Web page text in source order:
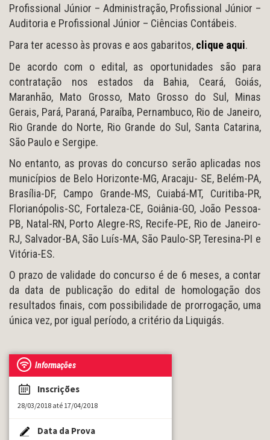
Profissional Júnior – Administração, Profissional Júnior –
Auditoria e Profissional Júnior – Ciências Contábeis.
Para ter acesso às provas e aos gabaritos, clique aqui.
De acordo com o edital, as oportunidades são para
contratação nos estados da Bahia, Ceará, Goiás,
Maranhão, Mato Grosso, Mato Grosso do Sul, Minas
Gerais, Pará, Paraná, Paraíba, Pernambuco, Rio de Janeiro,
Rio Grande do Norte, Rio Grande do Sul, Santa Catarina,
São Paulo e Sergipe.
No entanto, as provas do concurso serão aplicadas nos
municípios de Belo Horizonte-MG, Aracaju- SE, Belém-PA,
Brasília-DF, Campo Grande-MS, Cuiabá-MT, Curitiba-PR,
Florianópolis-SC, Fortaleza-CE, Goiânia-GO, João Pessoa-
PB, Natal-RN, Porto Alegre-RS, Recife-PE, Rio de Janeiro-
RJ, Salvador-BA, São Luís-MA, São Paulo-SP, Teresina-PI e
Vitória-ES.
O prazo de validade do concurso é de 6 meses, a contar
da data de publicação do edital de homologação dos
resultados finais, com possibilidade de prorrogação, uma
única vez, por igual período, a critério da Liquigás.
Informações
Inscrições
28/03/2018 até 17/04/2018
Data da Prova